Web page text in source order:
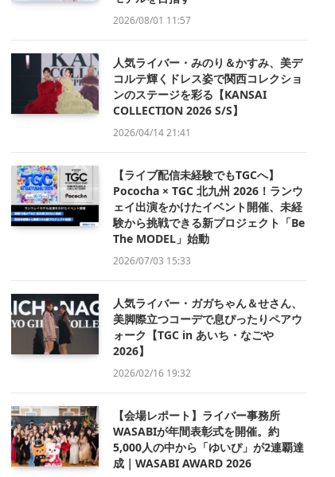
2026/08/01 11:57
人気ライバー・みのり＆かすみ、美デ
コルテ輝くドレス姿で関西コレクショ
ンのステージを彩る【KANSAI
COLLECTION 2026 S/S】
2026/04/14 21:41
【ライブ配信未経験でもTGCへ】
Pococha × TGC 北九州 2026！ランウ
ェイ出演をかけたイベント開催、未経
験から挑戦できる新プロジェクト「Be
The MODEL」始動
2026/07/03 15:33
人気ライバー・ガガちゃん＆せさん、
美脚際立つコーデで息ぴったりペアウ
ォーク【TGC in あいち・なごや
2026】
2026/02/16 19:32
【会場レポート】ライバー事務所
WASABIが年間表彰式を開催。約
5,000人の中から「ゆいぴ」が2連覇達
成｜WASABI AWARD 2026